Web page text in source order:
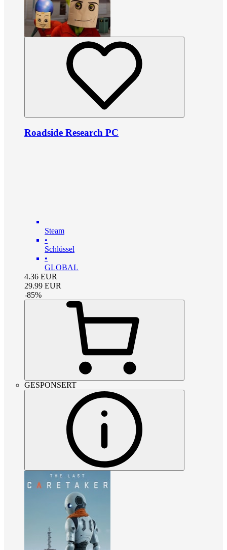
Roadside Research PC
Steam
•
Schlüssel
•
GLOBAL
4.36 EUR
29.99 EUR
-85%
GESPONSERT